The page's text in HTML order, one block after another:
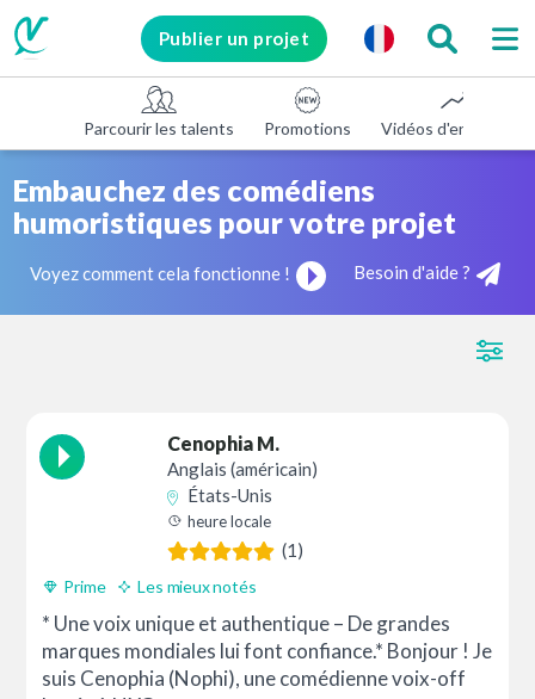
Publier un projet
Parcourir les talents Promotions Vidéos d'entreprise
Embauchez des comédiens
humoristiques pour votre projet
Voyez comment cela fonctionne ! Besoin d'aide ?
Cenophia M.
Anglais (américain)
États-Unis
heure locale
(1)
Prime Les mieux notés
* Une voix unique et authentique – De grandes
marques mondiales lui font confiance.* Bonjour ! Je
suis Cenophia (Nophi), une comédienne voix-off